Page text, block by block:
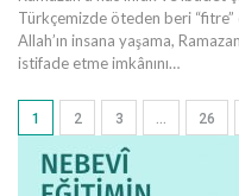
Türkçemizde öteden beri “fitre”
Allah’ın insana yaşama,
istifade etme imkânını…
1 2 3 26